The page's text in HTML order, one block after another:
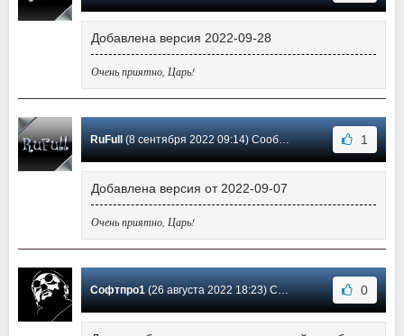
Добавлена версия 2022-09-28
Очень приятно, Царь!
RuFull (8 сентября 2022 09:14) Сообщение #85 1
Добавлена версия от 2022-09-07
Очень приятно, Царь!
Софтпро1(26 августа 2022 18:23) Сообщение #84 0